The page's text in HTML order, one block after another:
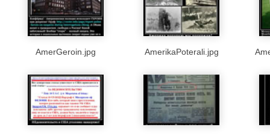
AmerGeroin.jpg AmerikaPoterali.jpg